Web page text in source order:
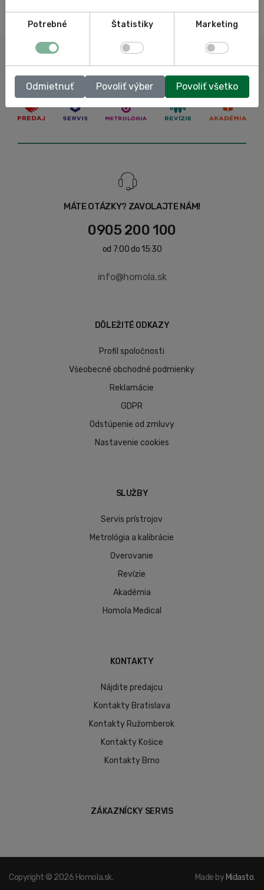
MÁTE OTÁZKY? ZAVOLAJTE NÁM!
0905 200 100
od 7:00 do 15:30
info@homola.sk
DÔLEŽITÉ ODKAZY
Profil spoločnosti
Všeobecné obchodné podmienky
Reklamácie
GDPR
Odstúpenie od zmluvy
Nastavenie cookies
SLUŽBY
Servis prístrojov
Metrológia a kalibrácie
Overovanie
Revízie
Akadémia
Homola Medical
KONTAKTY
Nájdite predajcu
Kontakty Bratislava
Kontakty Ružomberok
Kontakty Košice
Kontakty Brno
ZÁKAZNÍCKY SERVIS
Copyright © 2026 Homola.sk. Made by Midasto.
Potrebné Štatistiky Marketing
Odmietnuť Povoliť výber Povoliť všetko